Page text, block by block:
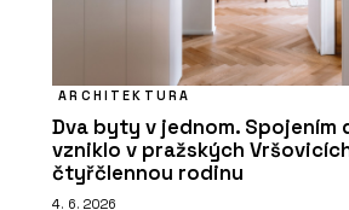
ARCHITEKTURA
Dva byty v jednom. Spojením
vzniklo v pražských
čtyřčlennou rodinu
4. 6. 2026